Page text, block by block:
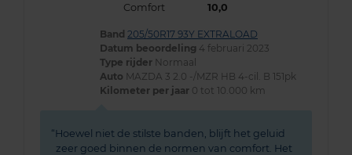
Comfort
10,0
Band 205/50R17 93Y EXTRALOAD
Datum beoordeling 4 februari 2023
Type rijder Normaal
Auto MAZDA 3 2.0 -/MZR HB 4-cil. B 151pk
Kilometer per jaar 0 tot 10.000 km
Hoewel niet de stilste banden, blijft het geluid
zeer goed binnen de normen van comfort. Het